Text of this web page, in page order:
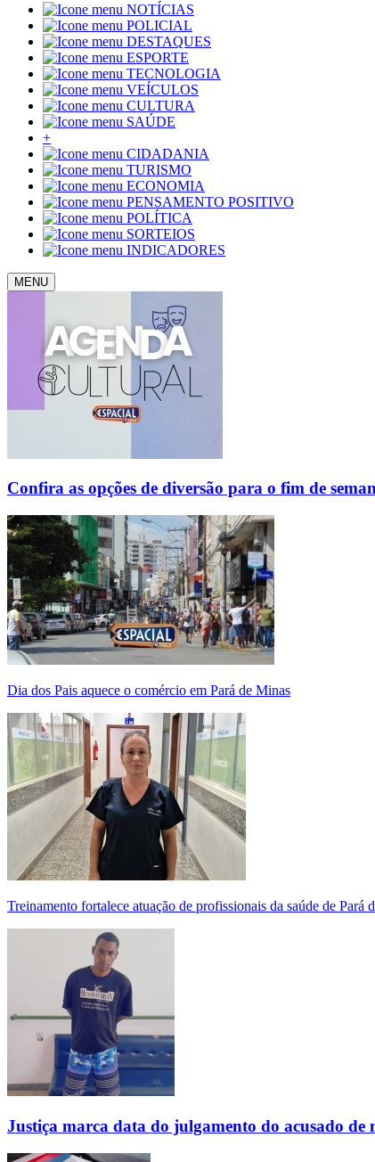
NOTÍCIAS
POLICIAL
DESTAQUES
ESPORTE
TECNOLOGIA
VEÍCULOS
CULTURA
SAÚDE
+
CIDADANIA
TURISMO
ECONOMIA
PENSAMENTO POSITIVO
POLÍTICA
SORTEIOS
INDICADORES
MENU
Confira as opções de diversão para o fim de
Dia dos Pais aquece o comércio em Pará de Minas
Treinamento fortalece atuação de profissionais da saúde de Pará
Justiça marca data do julgamento do acusado